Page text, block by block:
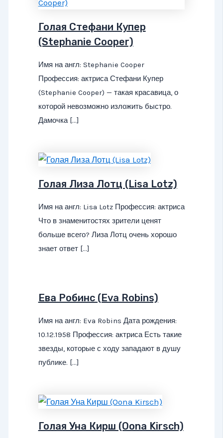
Голая Стефани Купер
(Stephanie Cooper)
Имя на англ: Stephanie Cooper
Профессия: актриса Стефани Купер
(Stephanie Cooper) — такая красавица, о
которой невозможно изложить быстро.
Дамочка […]
Голая Лиза Лотц (Lisa Lotz)
Имя на англ: Lisa Lotz Профессия: актриса
Что в знаменитостях зрители ценят
больше всего? Лиза Лотц очень хорошо
знает ответ […]
Ева Робинс (Eva Robins)
Имя на англ: Eva Robins Дата рождения:
10.12.1958 Профессия: актриса Есть такие
звезды, которые с ходу западают в душу
публике. […]
Голая Уна Кирш (Oona Kirsch)